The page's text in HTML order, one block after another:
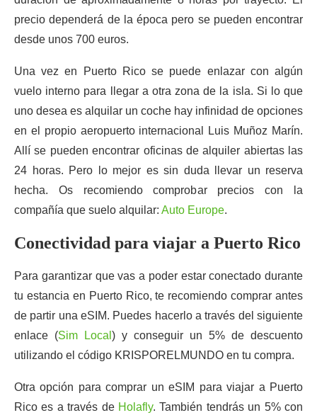
precio dependerá de la época pero se pueden encontrar
desde unos 700 euros.
Una vez en Puerto Rico se puede enlazar con algún
vuelo interno para llegar a otra zona de la isla. Si lo que
uno desea es alquilar un coche hay infinidad de opciones
en el propio aeropuerto internacional Luis Muñoz Marín.
Allí se pueden encontrar oficinas de alquiler abiertas las
24 horas. Pero lo mejor es sin duda llevar un reserva
hecha. Os recomiendo comprobar precios con la
compañía que suelo alquilar: Auto Europe.
Conectividad para viajar a Puerto Rico
Para garantizar que vas a poder estar conectado durante
tu estancia en Puerto Rico, te recomiendo comprar antes
de partir una eSIM. Puedes hacerlo a través del siguiente
enlace (Sim Local ) y conseguir un 5% de descuento
utilizando el código KRISPORELMUNDO en tu compra.
Otra opción para comprar un eSIM para viajar a Puerto
Rico es a través de Holafly. También tendrás un 5% con